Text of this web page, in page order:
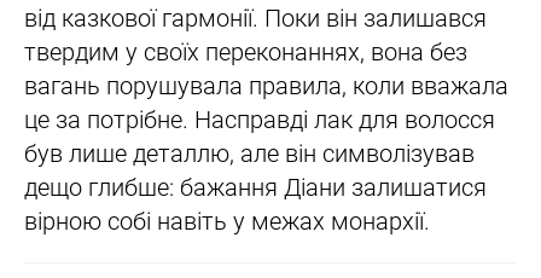
від казкової гармонії. Поки він залишався
твердим у своїх переконаннях, вона без
вагань порушувала правила, коли вважала
це за потрібне. Насправді лак для волосся
був лише деталлю, але він символізував
дещо глибше: бажання Діани залишатися
вірною собі навіть у межах монархії.